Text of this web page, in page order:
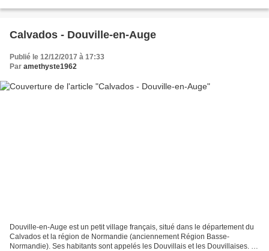
Calvados - Douville-en-Auge
Publié le 12/12/2017 à 17:33
Par amethyste1962
Douville-en-Auge est un petit village français, situé dans le département du
Calvados et la région de Normandie (anciennement Région Basse-
Normandie). Ses habitants sont appelés les Douvillais et les Douvillaises. La